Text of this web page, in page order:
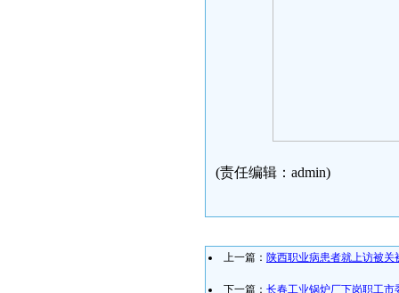
(责任编辑：admin)
上一篇： 陕西职业病患者就上访被关
下一篇： 长春工业锅炉厂下岗职工市